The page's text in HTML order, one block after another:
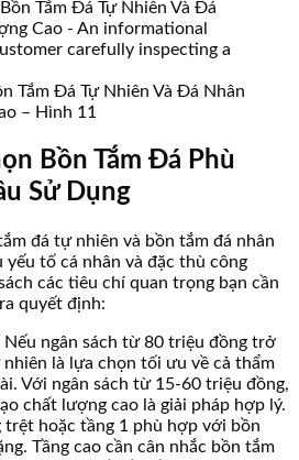
Tắm Đá Tự Nhiên Và Đá Nhân
– Hình 11
Bồn Tắm Đá Phù
Sử Dụng
đá tự nhiên và bồn tắm đá nhân
tố cá nhân và đặc thù công
các tiêu chí quan trọng bạn cần
quyết định:
Nếu ngân sách từ 80 triệu đồng trở
nhiên là lựa chọn tối ưu về cả thẩm
Với ngân sách từ 15-60 triệu đồng,
chất lượng cao là giải pháp hợp lý.
trệt hoặc tầng 1 phù hợp với bồn
Tầng cao cần cân nhắc bồn tắm